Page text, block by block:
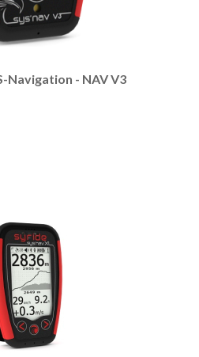
Navigation - NAV V3